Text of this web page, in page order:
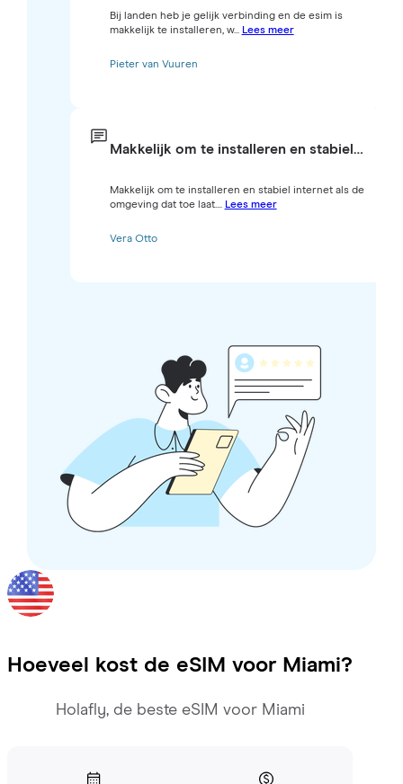
Bij landen heb je gelijk verbinding en de esim is
makkelijk te installeren, w... Lees meer
Pieter van Vuuren
Makkelijk om te installeren en stabiel…
Makkelijk om te installeren en stabiel internet als de
omgeving dat toe laat.... Lees meer
Vera Otto
Hoeveel kost de eSIM voor Miami?
Holafly, de beste eSIM voor Miami